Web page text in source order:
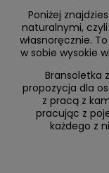
Poniżej
naturalnymi,
własnoręcznie.
w sobie wysokie
Bransoletka
propozycja dla
z pracą z
pracując z
każdego z